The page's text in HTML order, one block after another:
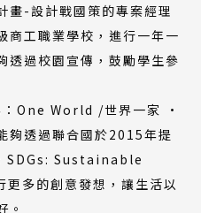
畫-設計戰國策的專案經理
商工職業學校，進行一年一
透過校園宣傳，鼓勵學生參
：One World /世界一家 ·
夠透過聯合國於2015年提
SDGs: Sustainable
多的創意發想，讓生活以
。